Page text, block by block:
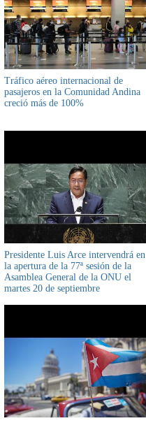
Tráfico aéreo internacional de
pasajeros en la Comunidad Andina
creció más de 100%
Presidente Luis Arce intervendrá en
la apertura de la 77ª sesión de la
Asamblea General de la ONU el
martes 20 de septiembre